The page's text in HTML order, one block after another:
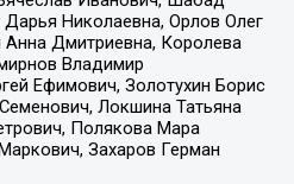
Николаевна, Орлов Олег
Дмитриевна, Королева
Владимир
Ефимович, Золотухин Борис
Локшина Татьяна
Полякова Мара
Захаров Герман